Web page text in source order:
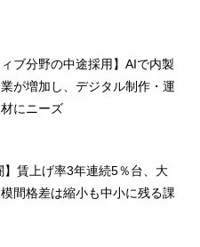
ィブ分野の中途採用】AIで内製
が増加し、デジタル制作・運
にニーズ
】賃上げ率3年連続5％台、大
間格差は縮小も中小に残る課